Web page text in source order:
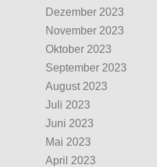
Dezember 2023
November 2023
Oktober 2023
September 2023
August 2023
Juli 2023
Juni 2023
Mai 2023
April 2023